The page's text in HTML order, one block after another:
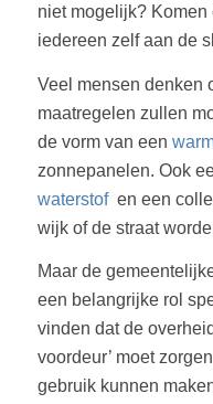
niet mogelijk?
iedereen zelf aan de
Veel mensen denken
maatregelen zullen
de vorm van een
zonnepanelen. Ook
waterstof en een
wijk of de straat
Maar de
een belangrijke rol
vinden dat de
voordeur’ moet
gebruik kunnen